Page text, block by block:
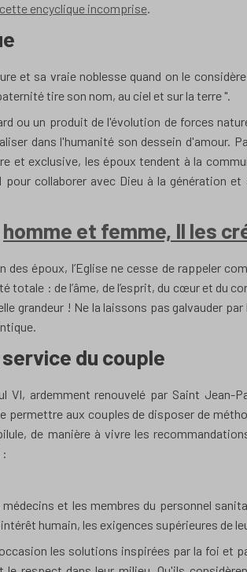
cette encyclique incomprise.
et sa vraie noblesse quand on le
tire son nom, au ciel et sur la terre ".
ou un produit de l'évolution de forces
dans l'humanité son dessein d'amour.
et exclusive, les époux tendent à la
collaborer avec Dieu à la génération et
homme et femme, Il les
des époux, l’Eglise ne cesse de rappeler
totale : de l’âme, de l’esprit, du cœur et du
grandeur ! Ne la laissons pas galvauder
du couple
VI, ardemment renouvelé par Saint Jean-
permettre aux couples de disposer de
de manière à vivre les
et les membres du personnel
humain, les exigences supérieures de
les solutions inspirées par la foi et